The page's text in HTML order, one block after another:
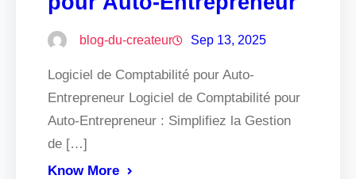
blog-du-createur Sep 13, 2025
Logiciel de Comptabilité pour Auto-
Entrepreneur Logiciel de Comptabilité pour
Auto-Entrepreneur : Simplifiez la Gestion
de […]
Know More